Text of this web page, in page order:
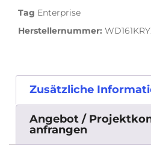
Tag Enterprise
Herstellernummer:
Zusätzliche
Angebot /
anfrangen